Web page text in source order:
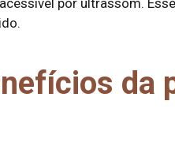
por ultrassom.
da